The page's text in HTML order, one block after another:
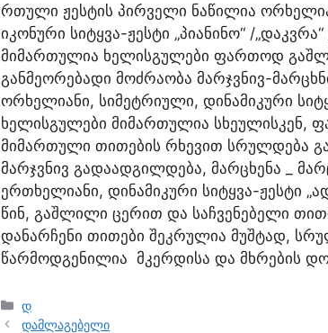
რთული ჟესტის პირველი ნაწილია
იკონური სიტყვა-ჟესტი „პიანინო“ /
მიმართულია ხელისგულები ფართოდ
განმეორებადი მოძრაობა მარჯვნივ-
ორხელიანი, სიმეტრიული, დინამიკური
ხელისგულები მიმართულია სხეულისკენ,
მიმართული თითების რხევით სრულდება
მარჯვნივ გადაადგილდება, მარცხენა _
ერთხელიანი, დინამიკური სიტყვა-ჟესტი
წინ, გაშლილი ცერით და საჩვენებელი
დანარჩენი თითები შეკრულია მუშტად,
წარმოდგენილია მკერდისა და მხრების
დ
დამლაგებელი